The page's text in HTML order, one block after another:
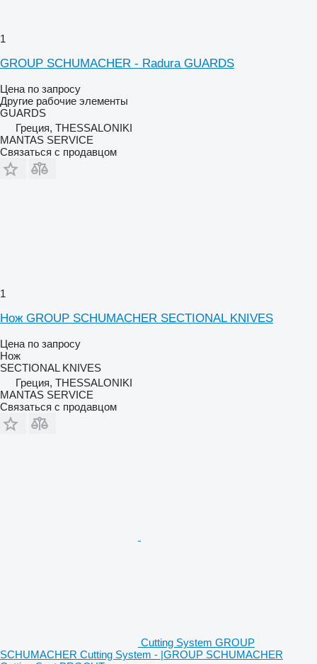
1
GROUP SCHUMACHER - Radura GUARDS
Цена по запросу
Другие рабочие элементы
GUARDS
Греция, THESSALONIKI
MANTAS SERVICE
Связаться с продавцом
1
Нож GROUP SCHUMACHER SECTIONAL KNIVES
Цена по запросу
Нож
SECTIONAL KNIVES
Греция, THESSALONIKI
MANTAS SERVICE
Связаться с продавцом
Cutting System GROUP
SCHUMACHER Cutting System - |GROUP SCHUMACHER